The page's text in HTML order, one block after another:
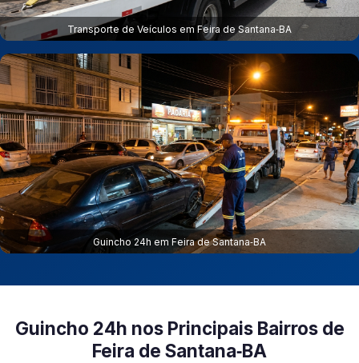
Transporte de Veículos em Feira de Santana‑BA
Guincho 24h em Feira de Santana‑BA
Guincho 24h nos Principais Bairros de
Feira de Santana‑BA